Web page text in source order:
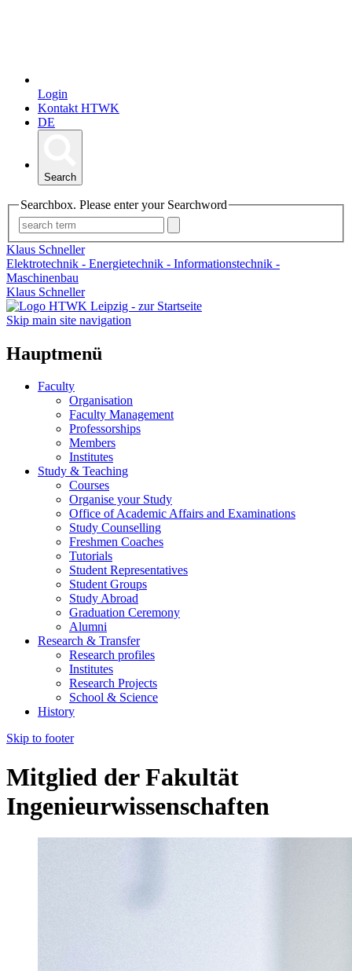
Login
Kontakt HTWK
DE
Search
Searchbox. Please enter your Searchword
Klaus Schneller
Elektrotechnik - Energietechnik - Informationstechnik -
Maschinenbau
Klaus Schneller
Skip main site navigation
Hauptmenü
Faculty
Organisation
Faculty Management
Professorships
Members
Institutes
Study & Teaching
Courses
Organise your Study
Office of Academic Affairs and Examinations
Study Counselling
Freshmen Coaches
Tutorials
Student Representatives
Student Groups
Study Abroad
Graduation Ceremony
Alumni
Research & Transfer
Research profiles
Institutes
Research Projects
School & Science
History
Skip to footer
Mitglied der Fakultät
Ingenieurwissenschaften